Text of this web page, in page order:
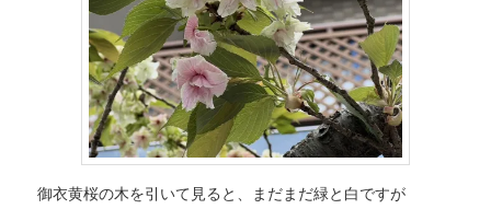
御衣黄桜の木を引いて見ると、まだまだ緑と白ですが